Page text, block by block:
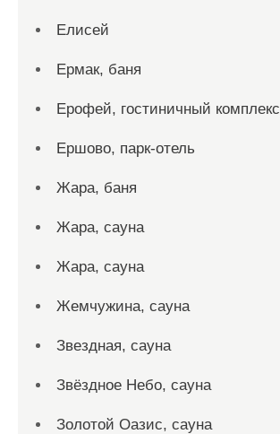
Елисей
Ермак, баня
Ерофей, гостиничный комплекс
Ершово, парк-отель
Жара, баня
Жара, сауна
Жара, сауна
Жемчужина, сауна
Звездная, сауна
Звёздное Небо, сауна
Золотой Оазис, сауна